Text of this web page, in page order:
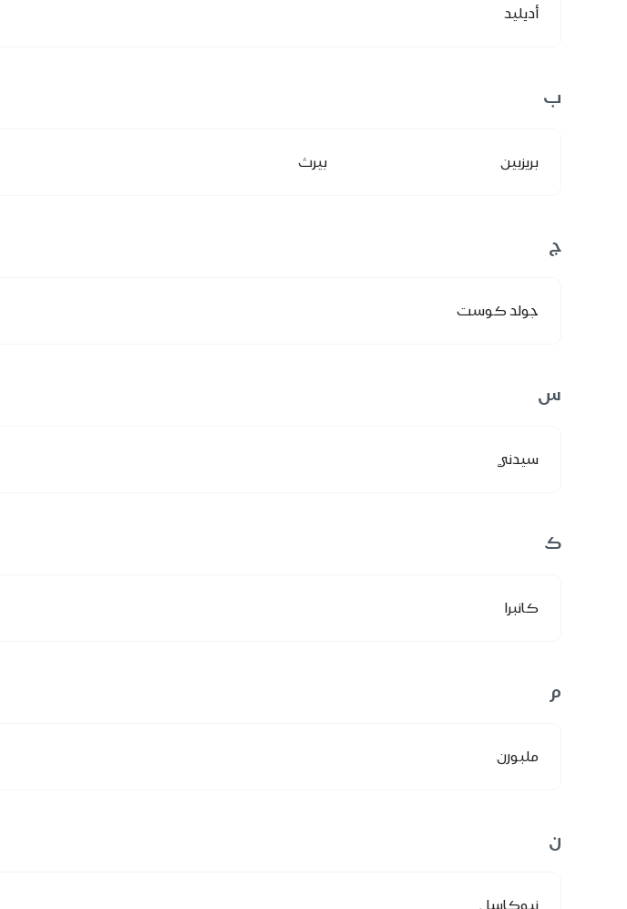
أديليد
ب
بريزبين بيرث
ج
جولد كوست
س
سيدني
ك
كانبرا
م
ملبورن
ن
نيوكاسل